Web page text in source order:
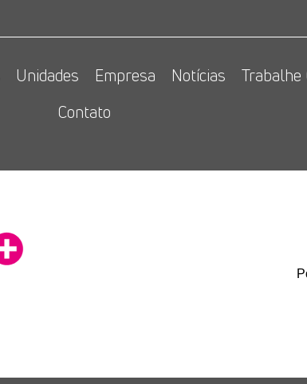
Unidades Empresa Notícias
Trabalhe
Contato